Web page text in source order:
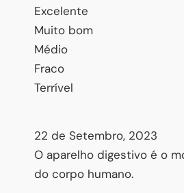
Excelente
Muito bom
Médio
Fraco
Terrível
22 de Setembro, 2023
O aparelho digestivo é o
do corpo humano.